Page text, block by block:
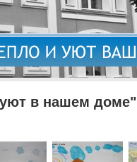
уют в нашем доме"